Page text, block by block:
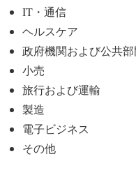
IT・通信
ヘルスケア
政府機関および公共部
小売
旅行および運輸
製造
電子ビジネス
その他